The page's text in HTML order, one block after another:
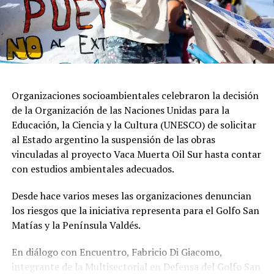
dirigentes que hablan de los pobres, pero no están cerca
de sus necesidades y se dan la buena vida”.
Organizaciones socioambientales celebraron la decisión
de la Organización de las Naciones Unidas para la
Educación, la Ciencia y la Cultura (UNESCO) de solicitar
al Estado argentino la suspensión de las obras
vinculadas al proyecto Vaca Muerta Oil Sur hasta contar
con estudios ambientales adecuados.
Desde hace varios meses las organizaciones denuncian
los riesgos que la iniciativa representa para el Golfo San
Matías y la Península Valdés.
En diálogo con Encuentro, Fabricio Di Giacomo,
integrante de la Multisectorial en Defensa del Golfo San